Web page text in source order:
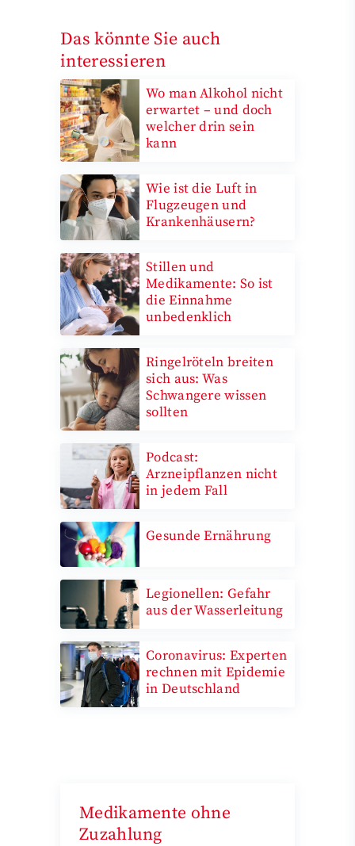
Das könnte Sie auch
interessieren
Wo man Alkohol nicht
erwartet – und doch
welcher drin sein
kann
Wie ist die Luft in
Flugzeugen und
Krankenhäusern?
Stillen und
Medikamente: So ist
die Einnahme
unbedenklich
Ringelröteln breiten
sich aus: Was
Schwangere wissen
sollten
Podcast:
Arzneipflanzen nicht
in jedem Fall
Gesunde Ernährung
Legionellen: Gefahr
aus der Wasserleitung
Coronavirus: Experten
rechnen mit Epidemie
in Deutschland
Medikamente ohne
Zuzahlung